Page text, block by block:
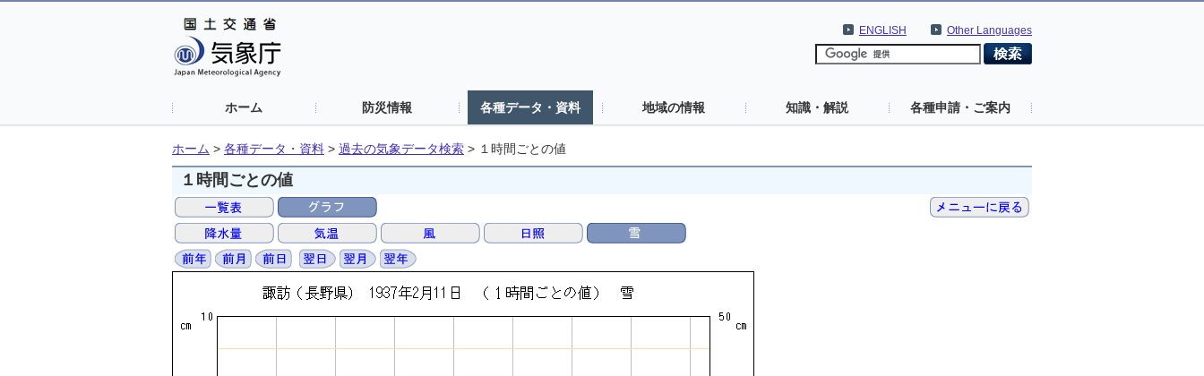
Other Languages
ENGLISH
ホーム 防災情報 各種データ・資料 地域の情報 知識・解説 各種申請・ご案内
ホーム > 各種データ・資料 > 過去の気象データ検索 > １時間ごとの値
１時間ごとの値